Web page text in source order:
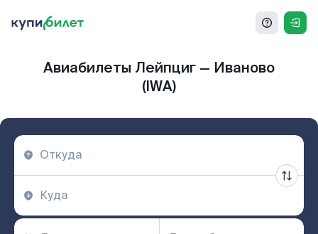
Авиабилеты Лейпциг — Иваново
(IWA)